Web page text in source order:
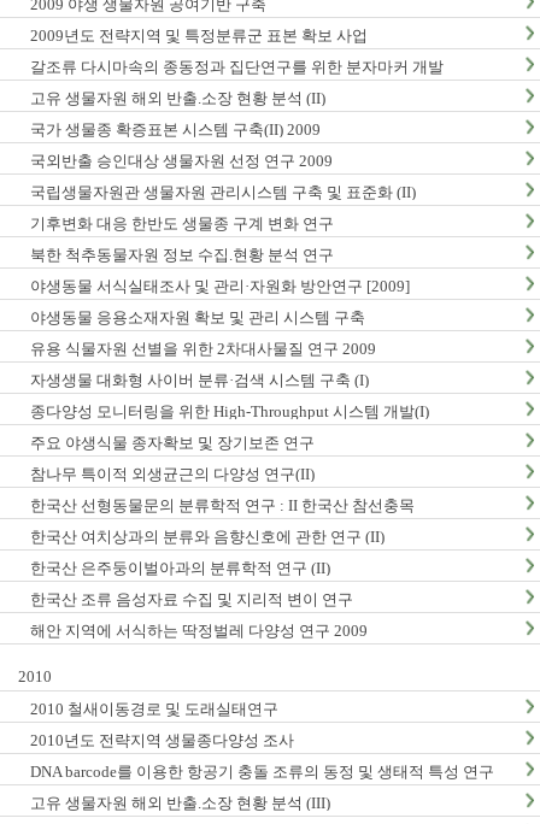
2009 야생 생물자원 공여기반 구축
2009년도 전략지역 및 특정분류군 표본 확보 사업
갈조류 다시마속의 종동정과 집단연구를 위한 분자마커 개발
고유 생물자원 해외 반출.소장 현황 분석 (II)
국가 생물종 확증표본 시스템 구축(II) 2009
국외반출 승인대상 생물자원 선정 연구 2009
국립생물자원관 생물자원 관리시스템 구축 및 표준화 (II)
기후변화 대응 한반도 생물종 구계 변화 연구
북한 척추동물자원 정보 수집.현황 분석 연구
야생동물 서식실태조사 및 관리·자원화 방안연구 [2009]
야생동물 응용소재자원 확보 및 관리 시스템 구축
유용 식물자원 선별을 위한 2차대사물질 연구 2009
자생생물 대화형 사이버 분류·검색 시스템 구축 (I)
종다양성 모니터링을 위한 High-Throughput 시스템 개발(I)
주요 야생식물 종자확보 및 장기보존 연구
참나무 특이적 외생균근의 다양성 연구(II)
한국산 선형동물문의 분류학적 연구 : II 한국산 참선충목
한국산 여치상과의 분류와 음향신호에 관한 연구 (II)
한국산 은주둥이벌아과의 분류학적 연구 (II)
한국산 조류 음성자료 수집 및 지리적 변이 연구
해안 지역에 서식하는 딱정벌레 다양성 연구 2009
2010
2010 철새이동경로 및 도래실태연구
2010년도 전략지역 생물종다양성 조사
DNA barcode를 이용한 항공기 충돌 조류의 동정 및 생태적 특성 연구
고유 생물자원 해외 반출.소장 현황 분석 (III)